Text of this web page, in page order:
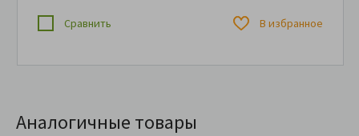
Сравнить В избранное
Аналогичные товары